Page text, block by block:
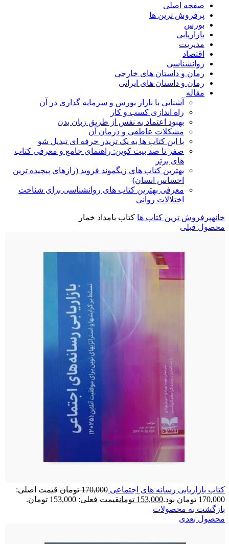
صفحه اصلی
پرفروش ترین ها
بورس
بازاریابی
مدیریت
اقتصاد
روانشناسی
رمان و داستان های خارجی
رمان و داستان های ایرانی
مقاله
آشنایی با بازار بورس و سرمایه گذاری در آن
راه اندازی کسب و کار
بهبود اعتماد به نفس از طریق زبان بدن
مشکلات عاطفی و درمان آن
با این کتاب ها به یک تریدر حرفه ای تبدیل شو
صفر تا صد بیت کوین: راهنمای جامع و معرفی کتاب
های برتر
بهترین کتاب های زیگموند فروید (رازهای پیچیده ترین
احساس انسان)
معرفی بهترین کتاب های روانشناسی برای شناخت
اختلالات روانی
خانهپرفروش ترین کتاب ها کتاب بامداد خمار
محصول قبلی
کتاب بازاریابی رسانه های اجتماعی 170,000 تومان قیمت اصلی:
170,000 تومان بود.
153,000 تومانقیمت فعلی: 153,000 تومان.
بازگشت به محصولات
محصول بعدی